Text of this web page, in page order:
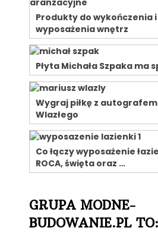
Produkty do wykończenia i
wyposażenia wnętrz
Płyta Michała Szpaka ma
Wygraj piłkę z
Wlazłego
Co łączy wyposażenie
ROCA, święta oraz …
GRUPA MODNE-
BUDOWANIE.PL TO: